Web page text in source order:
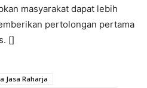
masyarakat dapat lebih
pertolongan pertama
[]
Jasa Raharja